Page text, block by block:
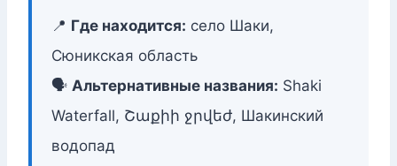
📍 Где находится: село Шаки,
Сюникская область
🗣️ Альтернативные названия: Shaki
Waterfall, Շաքիի ջրվեժ, Шакинский
водопад